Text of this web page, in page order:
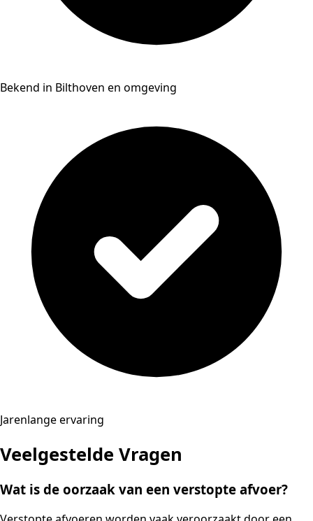
Bekend in Bilthoven en omgeving
Jarenlange ervaring
Veelgestelde Vragen
Wat is de oorzaak van een verstopte afvoer?